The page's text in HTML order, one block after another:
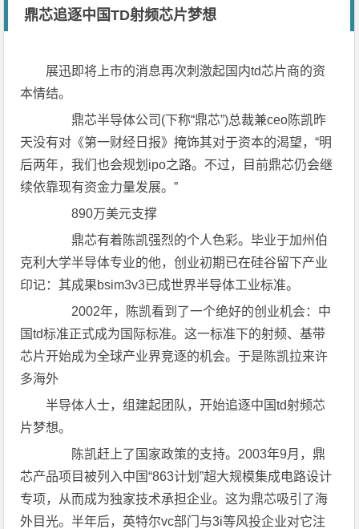
鼎芯追逐中国TD射频芯片梦想
展迅即将上市的消息再次刺激起国内td芯片商的资
本情结。
鼎芯半导体公司(下称“鼎芯”)总裁兼ceo陈凯昨
天没有对《第一财经日报》掩饰其对于资本的渴望，“明
后两年，我们也会规划ipo之路。不过，目前鼎芯仍会继
续依靠现有资金力量发展。”
890万美元支撑
鼎芯有着陈凯强烈的个人色彩。毕业于加州伯
克利大学半导体专业的他，创业初期已在硅谷留下产业
印记：其成果bsim3v3已成世界半导体工业标准。
2002年，陈凯看到了一个绝好的创业机会：中
国td标准正式成为国际标准。这一标准下的射频、基带
芯片开始成为全球产业界竞逐的机会。于是陈凯拉来许
多海外
半导体人士，组建起团队，开始追逐中国td射频芯
片梦想。
陈凯赶上了国家政策的支持。2003年9月，鼎
芯产品项目被列入中国“863计划”超大规模集成电路设计
专项，从而成为独家技术承担企业。这为鼎芯吸引了海
外目光。半年后，英特尔vc部门与3i等风投企业对它注